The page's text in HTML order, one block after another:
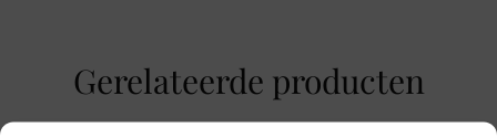
Lichtblauw
Maat
Gerelateerde producten